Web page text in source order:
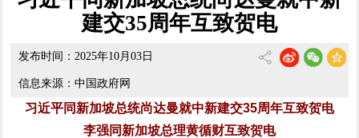
省情概况
建交35周年互致贺电
发布时间：2025年10月03日
信息来源：中国政府网
习近平同新加坡总统尚达曼就中新建交35周年互致贺电
李强同新加坡总理黄循财互致贺电